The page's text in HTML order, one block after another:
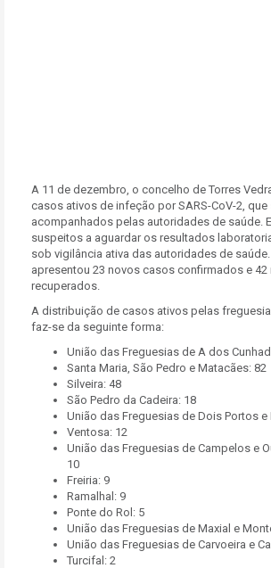
A 11 de dezembro, o concelho de Torres
casos ativos de infeção por SARS-CoV-2,
acompanhados pelas autoridades de saúde.
suspeitos a aguardar os resultados
sob vigilância ativa das autoridades de
apresentou 23 novos casos confirmados e
recuperados.
A distribuição de casos ativos pelas
faz-se da seguinte forma:
União das Freguesias de A dos
Santa Maria, São Pedro e Matacães: 82
Silveira: 48
São Pedro da Cadeira: 18
União das Freguesias de Dois Portos e
Ventosa: 12
União das Freguesias de Campelos e
10
Freiria: 9
Ramalhal: 9
Ponte do Rol: 5
União das Freguesias de Maxial e
União das Freguesias de Carvoeira e
Turcifal: 2